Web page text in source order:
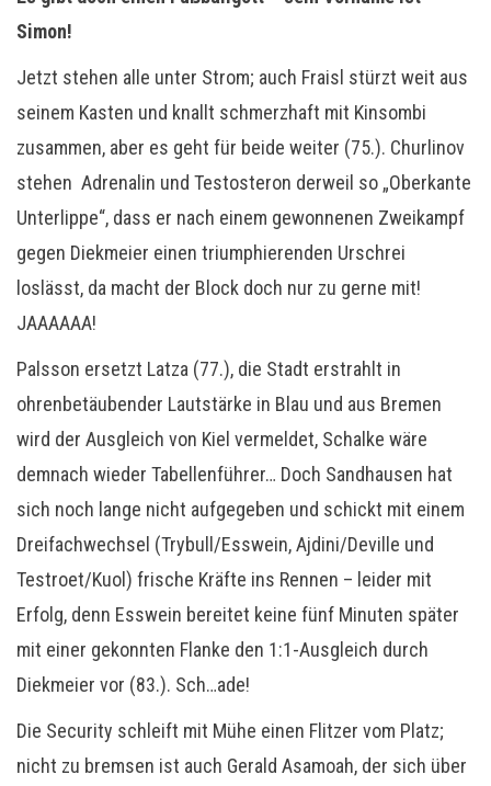
Simon!
Jetzt stehen alle unter Strom; auch Fraisl stürzt weit aus
seinem Kasten und knallt schmerzhaft mit Kinsombi
zusammen, aber es geht für beide weiter (75.). Churlinov
stehen Adrenalin und Testosteron derweil so „Oberkante
Unterlippe“, dass er nach einem gewonnenen Zweikampf
gegen Diekmeier einen triumphierenden Urschrei
loslässt, da macht der Block doch nur zu gerne mit!
JAAAAAA!
Palsson ersetzt Latza (77.), die Stadt erstrahlt in
ohrenbetäubender Lautstärke in Blau und aus Bremen
wird der Ausgleich von Kiel vermeldet, Schalke wäre
demnach wieder Tabellenführer… Doch Sandhausen hat
sich noch lange nicht aufgegeben und schickt mit einem
Dreifachwechsel (Trybull/Esswein, Ajdini/Deville und
Testroet/Kuol) frische Kräfte ins Rennen – leider mit
Erfolg, denn Esswein bereitet keine fünf Minuten später
mit einer gekonnten Flanke den 1:1-Ausgleich durch
Diekmeier vor (83.). Sch…ade!
Die Security schleift mit Mühe einen Flitzer vom Platz;
nicht zu bremsen ist auch Gerald Asamoah, der sich über